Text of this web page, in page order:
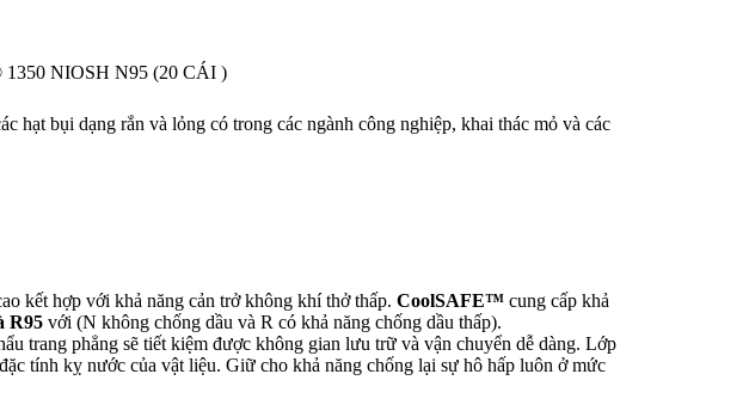
bụi dạng rắn và lỏng có trong các ngành công nghiệp, khai thác mỏ và các
kết hợp với khả năng cản trở không khí thở thấp. CoolSAFE™ cung cấp khả
R95 với (N không chống dầu và R có khả năng chống dầu thấp).
trang phẳng sẽ tiết kiệm được không gian lưu trữ và vận chuyển dễ dàng. Lớp
tính kỵ nước của vật liệu. Giữ cho khả năng chống lại sự hô hấp luôn ở mức